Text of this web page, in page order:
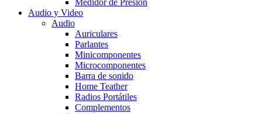
Medidor de Presión
Audio y Video
Audio
Auriculares
Parlantes
Minicomponentes
Microcomponentes
Barra de sonido
Home Teather
Radios Portátiles
Complementos